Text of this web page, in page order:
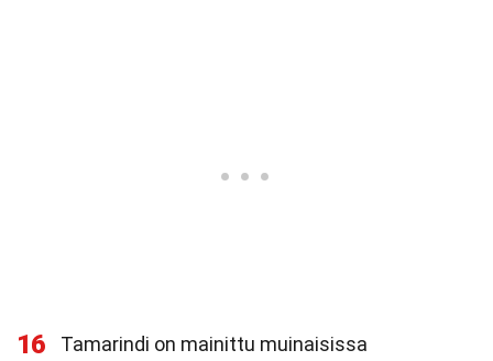
16
Tamarindi on mainittu muinaisissa